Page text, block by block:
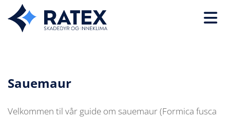
Sauemaur
Velkommen til vår guide om sauemaur (Formica fusca